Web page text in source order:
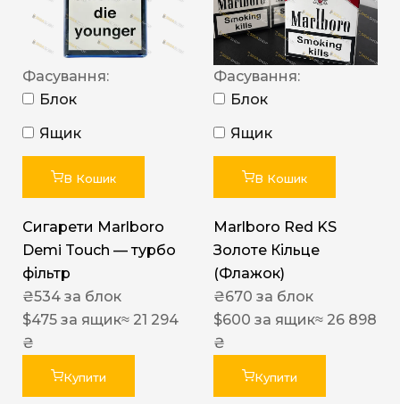
Фасування:
Блок
Ящик
В Кошик
Сигарети Marlboro
Demi Touch — турбо
фільтр
₴534 за блок
$475 за ящик≈ 21 294
₴
Купити
Фасування:
Блок
Ящик
В Кошик
Marlboro Red KS
Золоте Кільце
(Флажок)
₴670 за блок
$600 за ящик≈ 26 898
₴
Купити